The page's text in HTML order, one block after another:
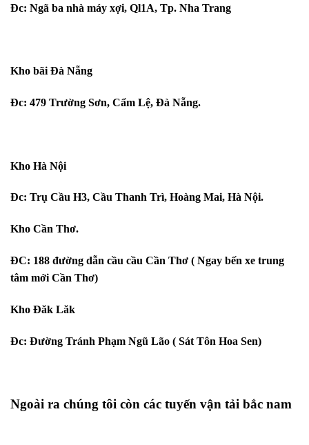
Đc: Ngã ba nhà máy xợi, Ql1A, Tp. Nha Trang
Kho bãi Đà Nẵng
Đc: 479 Trường Sơn, Cẩm Lệ, Đà Nẵng.
Kho Hà Nội
Đc: Trụ Cầu H3, Cầu Thanh Trì, Hoàng Mai, Hà Nội.
Kho Cần Thơ.
ĐC: 188 đường dẫn cầu cầu Cần Thơ ( Ngay bến xe trung
tâm mới Cần Thơ)
Kho Đăk Lăk
Đc: Đường Tránh Phạm Ngũ Lão ( Sát Tôn Hoa Sen)
Ngoài ra chúng tôi còn các tuyến vận tải bắc nam